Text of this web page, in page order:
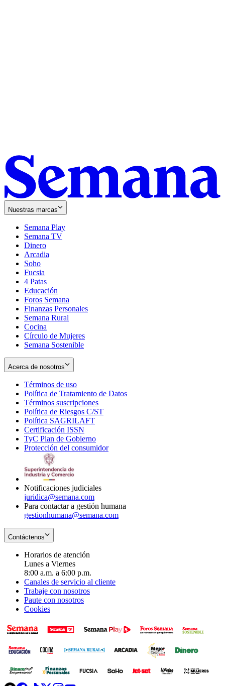
Nuestras marcas
Semana Play
Semana TV
Dinero
Arcadia
Soho
in
new
window
Fucsia
in
new
window
4 Patas
Educación
Foros Semana
Finanzas Personales
Semana Rural
Cocina
Círculo de Mujeres
Semana Sostenible
Acerca de nosotros
Términos de uso
in
new
window
Política de Tratamiento de Datos
Términos suscripciones
in
Política de Riesgos C/ST
Política SAGRILAFT
new
window
Certificación ISSN
in
new
TyC Plan de Gobierno
in
Protección del consumidorOpens
Notificaciones judiciales
juridica@semana.com
Para contactar a gestión humana
gestionhumana@semana.com
Contáctenos
Horarios de atención
Lunes a Viernes
8:00 a.m. a 6:00 p.m.
Canales de servicio al cliente
Trabaje con nosotros
Paute con nosotros
Cookies